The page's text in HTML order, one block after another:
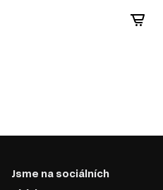
Jsme na sociálních